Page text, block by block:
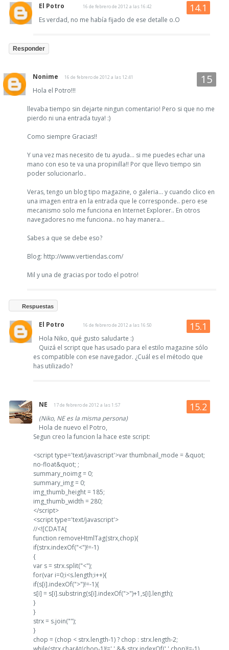
El Potro 16 de febrero de 2012 a las 16:42
Es verdad, no me había fijado de ese detalle o.O
Responder
Nonime 16 de febrero de 2012 a las 12:41
Hola el Potro!!!
llevaba tiempo sin dejarte ningun comentario! Pero si que no me
pierdo ni una entrada tuya! :)
Como siempre Gracias!!
Y una vez mas necesito de tu ayuda... si me puedes echar una
mano con eso te va una propinilla!! Por que llevo tiempo sin
poder solucionarlo..
Veras, tengo un blog tipo magazine, o galeria... y cuando clico en
una imagen entra en la entrada que le corresponde.. pero ese
mecanismo solo me funciona en Internet Explorer.. En otros
navegadores no me funciona.. no hay manera...
Sabes a que se debe eso?
Blog: http://www.vertiendas.com/
Mil y una de gracias por todo el potro!
Respuestas
El Potro 16 de febrero de 2012 a las 16:50
Hola Niko, qué gusto saludarte :)
Quizá el script que has usado para el estilo magazine sólo
es compatible con ese navegador. ¿Cuál es el método que
has utilizado?
NE 17 de febrero de 2012 a las 1:57
(Niko, NE es la misma persona)
Hola de nuevo el Potro,
Segun creo la funcion la hace este script:
<script type='text/javascript'>var thumbnail_mode = &quot;
no-float&quot; ;
summary_noimg = 0;
summary_img = 0;
img_thumb_height = 185;
img_thumb_width = 280;
</script>
<script type='text/javascript'>
//<![CDATA[
function removeHtmlTag(strx,chop){
if(strx.indexOf("<")!=-1)
{
var s = strx.split("<");
for(var i=0;i<s.length;i++){
if(s[i].indexOf(">")!=-1){
s[i] = s[i].substring(s[i].indexOf(">")+1,s[i].length);
}
}
strx = s.join("");
}
chop = (chop < strx.length-1) ? chop : strx.length-2;